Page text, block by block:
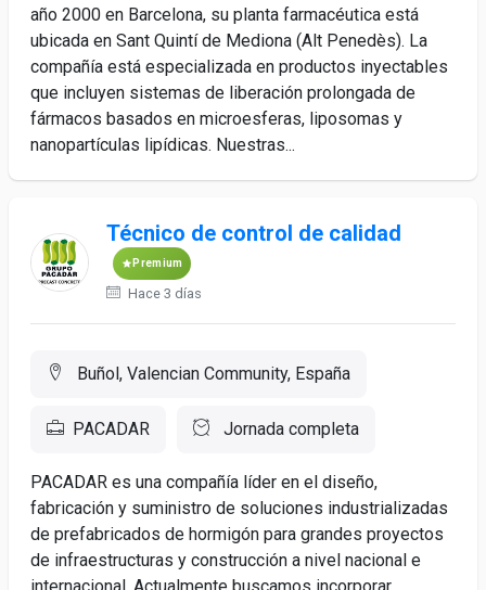
año 2000 en Barcelona, su planta farmacéutica está
ubicada en Sant Quintí de Mediona (Alt Penedès). La
compañía está especializada en productos inyectables
que incluyen sistemas de liberación prolongada de
fármacos basados en microesferas, liposomas y
nanopartículas lipídicas. Nuestras...
Técnico de control de calidad
Premium
Hace 3 días
Buñol, Valencian Community, España
PACADAR Jornada completa
PACADAR es una compañía líder en el diseño,
fabricación y suministro de soluciones industrializadas
de prefabricados de hormigón para grandes proyectos
de infraestructuras y construcción a nivel nacional e